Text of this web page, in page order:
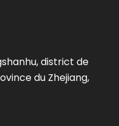
district de
du Zhejiang,